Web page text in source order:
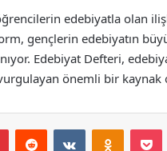
edebiyatla olan
gençlerin edebiyatın
Edebiyat Defteri,
önemli bir kaynak
PinterestReddit VKontakte